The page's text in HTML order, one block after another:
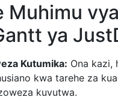
Muhimu vya
ya
Kutumika: Ona kazi,
kwa tarehe za
kuvutwa.